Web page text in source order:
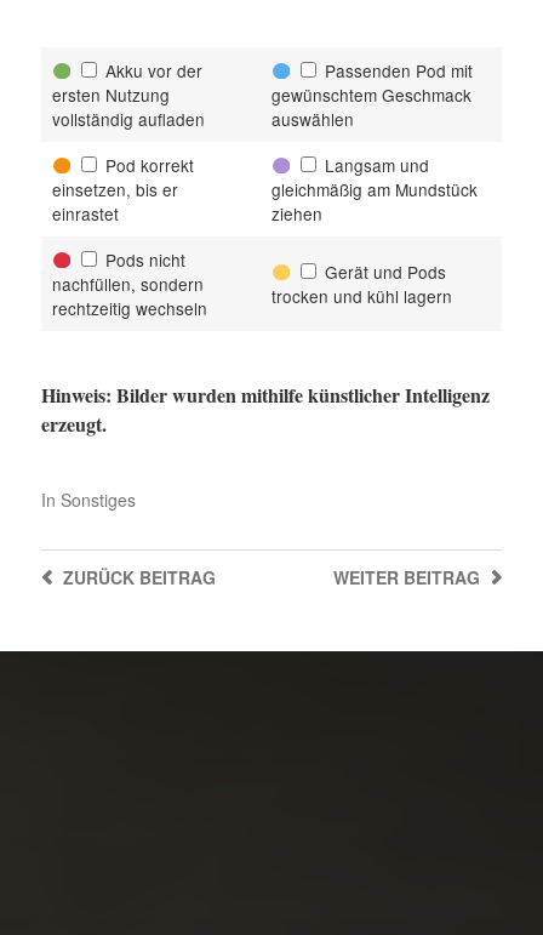
Akku vor der
ersten Nutzung
vollständig aufladen
Passenden Pod mit
gewünschtem Geschmack
auswählen
Pod korrekt
einsetzen, bis er
einrastet
Langsam und
gleichmäßig am Mundstück
ziehen
Pods nicht
nachfüllen, sondern
rechtzeitig wechseln
Gerät und Pods
trocken und kühl lagern
Hinweis: Bilder wurden mithilfe künstlicher Intelligenz
erzeugt.
In Sonstiges
WEITER BEITRAG
ZURÜCKBEITRAG